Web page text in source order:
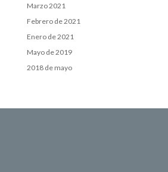
Marzo 2021
Febrero de 2021
Enero de 2021
Mayo de 2019
2018 de mayo